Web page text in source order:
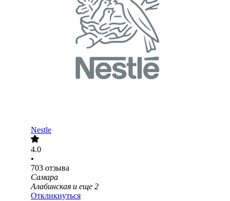
Nestle
4.0
•
703 отзыва
Самара
Алабинская и еще 2
Откликнуться